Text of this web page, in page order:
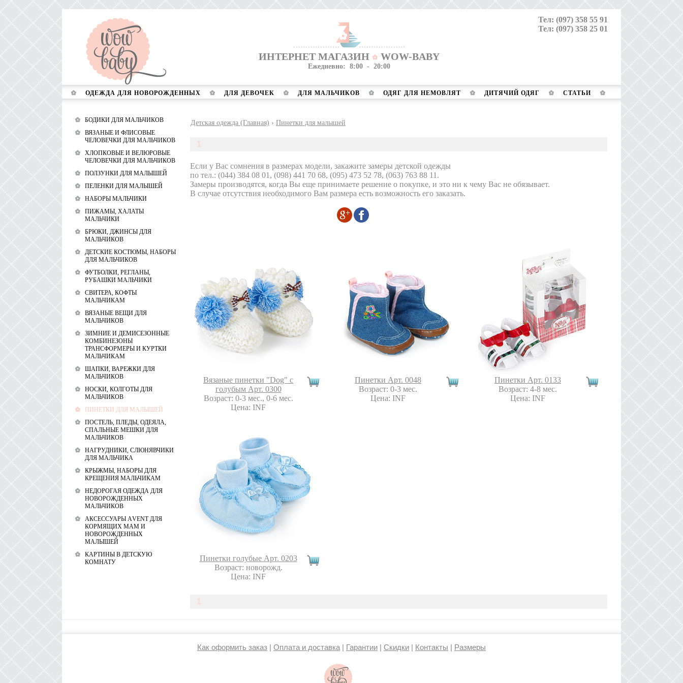
Тел: (097) 358 55 91
Тел: (097) 358 25 01
ИНТЕРНЕТ МАГАЗИН WOW-BABY
Ежедневно: 8:00 - 20:00
ОДЕЖДА ДЛЯ НОВОРОЖДЕННЫХ ДЛЯ ДЕВОЧЕК ДЛЯ МАЛЬЧИКОВ ОДЯГ ДЛЯ НЕМОВЛЯТ ДИТЯЧИЙ ОДЯГ СТАТЬИ
Детская одежда (Главная) › Пинетки для малышей
1
Если у Вас сомнения в размерах модели, закажите замеры детской одежды
по тел.: (044) 384 08 01, (098) 441 70 68, (095) 473 52 78, (063) 763 88 11.
Замеры производятся, когда Вы еще принимаете решение о покупке, и это ни к чему Вас не обязывает.
В случае отсутствия необходимого Вам размера есть возможность его заказать.
Вязаные пинетки "Dog" с
голубым Арт. 0300
Возраст: 0-3 мес., 0-6 мес.
Цена: INF
Пинетки Арт. 0048
Возраст: 0-3 мес.
Цена: INF
Пинетки Арт. 0133
Возраст: 4-8 мес.
Цена: INF
Пинетки голубые Арт. 0203
Возраст: новорожд.
Цена: INF
1
БОДИКИ ДЛЯ МАЛЬЧИКОВ
ВЯЗАНЫЕ И ФЛИСОВЫЕ
ЧЕЛОВЕЧКИ ДЛЯ МАЛЬЧИКОВ
ХЛОПКОВЫЕ И ВЕЛЮРОВЫЕ
ЧЕЛОВЕЧКИ ДЛЯ МАЛЬЧИКОВ
ПОЛЗУНКИ ДЛЯ МАЛЫШЕЙ
ПЕЛЕНКИ ДЛЯ МАЛЫШЕЙ
НАБОРЫ МАЛЬЧИКИ
ПИЖАМЫ, ХАЛАТЫ
МАЛЬЧИКИ
БРЮКИ, ДЖИНСЫ ДЛЯ
МАЛЬЧИКОВ
ДЕТСКИЕ КОСТЮМЫ, НАБОРЫ
ДЛЯ МАЛЬЧИКОВ
ФУТБОЛКИ, РЕГЛАНЫ,
РУБАШКИ МАЛЬЧИКИ
СВИТЕРА, КОФТЫ
МАЛЬЧИКАМ
ВЯЗАНЫЕ ВЕЩИ ДЛЯ
МАЛЬЧИКОВ
ЗИМНИЕ И ДЕМИСЕЗОННЫЕ
КОМБИНЕЗОНЫ
ТРАНСФОРМЕРЫ И КУРТКИ
МАЛЬЧИКАМ
ШАПКИ, ВАРЕЖКИ ДЛЯ
МАЛЬЧИКОВ
НОСКИ, КОЛГОТЫ ДЛЯ
МАЛЬЧИКОВ
ПИНЕТКИ ДЛЯ МАЛЫШЕЙ
ПОСТЕЛЬ, ПЛЕДЫ, ОДЕЯЛА,
СПАЛЬНЫЕ МЕШКИ ДЛЯ
МАЛЬЧИКОВ
НАГРУДНИКИ, СЛЮНЯВЧИКИ
ДЛЯ МАЛЬЧИКА
КРЫЖМЫ, НАБОРЫ ДЛЯ
КРЕЩЕНИЯ МАЛЬЧИКАМ
НЕДОРОГАЯ ОДЕЖДА ДЛЯ
НОВОРОЖДЕННЫХ
МАЛЬЧИКОВ
АКСЕССУАРЫ АVENT ДЛЯ
КОРМЯЩИХ МАМ И
НОВОРОЖДЕННЫХ
МАЛЫШЕЙ
КАРТИНЫ В ДЕТСКУЮ
КОМНАТУ
Как оформить заказ | Оплата и доставка | Гарантии | Скидки | Контакты | Размеры